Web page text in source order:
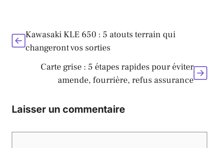
Kawasaki KLE 650 : 5 atouts terrain qui
changeront vos sorties
Carte grise : 5 étapes rapides pour éviter
amende, fourrière, refus assurance
Laisser un commentaire